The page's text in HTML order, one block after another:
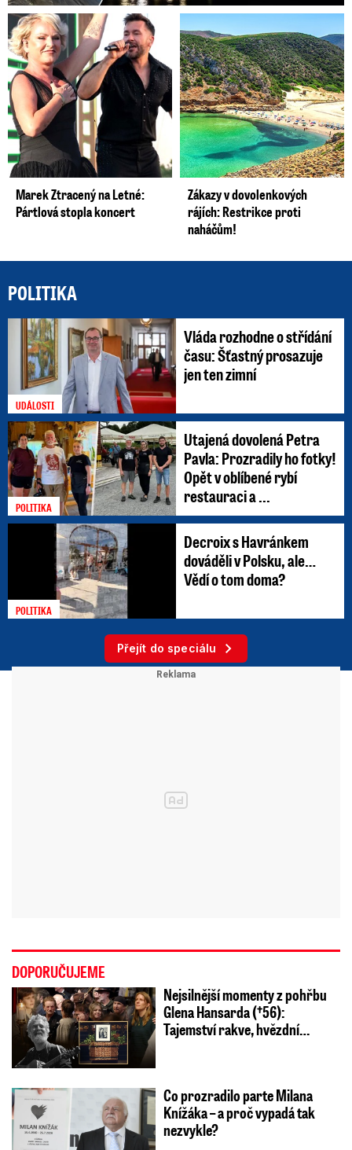
Marek Ztracený na Letné:
Pártlová stopla koncert
Zákazy v dovolenkových
rájích: Restrikce proti
naháčům!
POLITIKA
UDÁLOSTI
Vláda rozhodne o střídání
času: Šťastný prosazuje
jen ten zimní
POLITIKA
Utajená dovolená Petra
Pavla: Prozradily ho fotky!
Opět v oblíbené rybí
restauraci a ...
POLITIKA
Decroix s Havránkem
dováděli v Polsku, ale…
Vědí o tom doma?
Přejít do speciálu
DOPORUČUJEME
Nejsilnější momenty z pohřbu
Glena Hansarda (†56):
Tajemství rakve, hvězdní…
Co prozradilo parte Milana
Knížáka – a proč vypadá tak
nezvykle?